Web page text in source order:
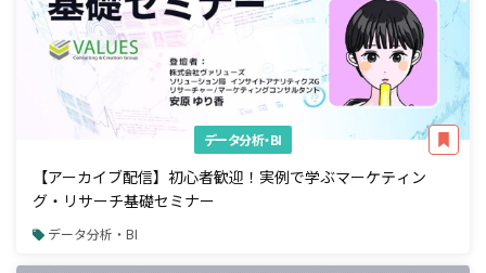
データ分析・BI
【アーカイブ配信】初心者歓迎！実例で学ぶマーケティン
グ・リサーチ基礎セミナー
データ分析・BI